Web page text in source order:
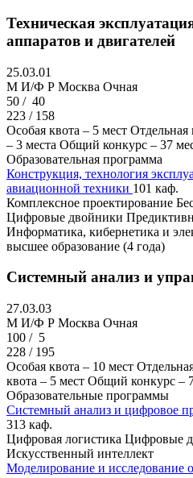
Техническая
аппаратов и двигателей
25.03.01
M И/Ф Р Москва Очная
50 / 40
223 / 158
Особая квота – 5 мест Отдельная
– 3 места Общий конкурс – 37
Образовательная программа
Конструкция, технология
авиационной техники 101 каф.
Комплексное проектирование
Цифровые двойники
Информатика, кибернетика и
высшее образование (4 года)
Системный анализ и
27.03.03
M И/Ф Р Москва Очная
100 / 5
228 / 195
Особая квота – 10 мест
квота – 5 мест Общий конкурс –
Образовательные программы
Системный анализ и цифровое
313 каф.
Цифровая логистика Цифровые
Искусственный интеллект
Моделирование и исследование